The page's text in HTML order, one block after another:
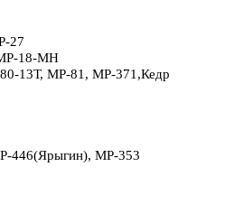
27
18-МН
13Т, МР-81, МР-371,Кедр
446(Ярыгин), МР-353